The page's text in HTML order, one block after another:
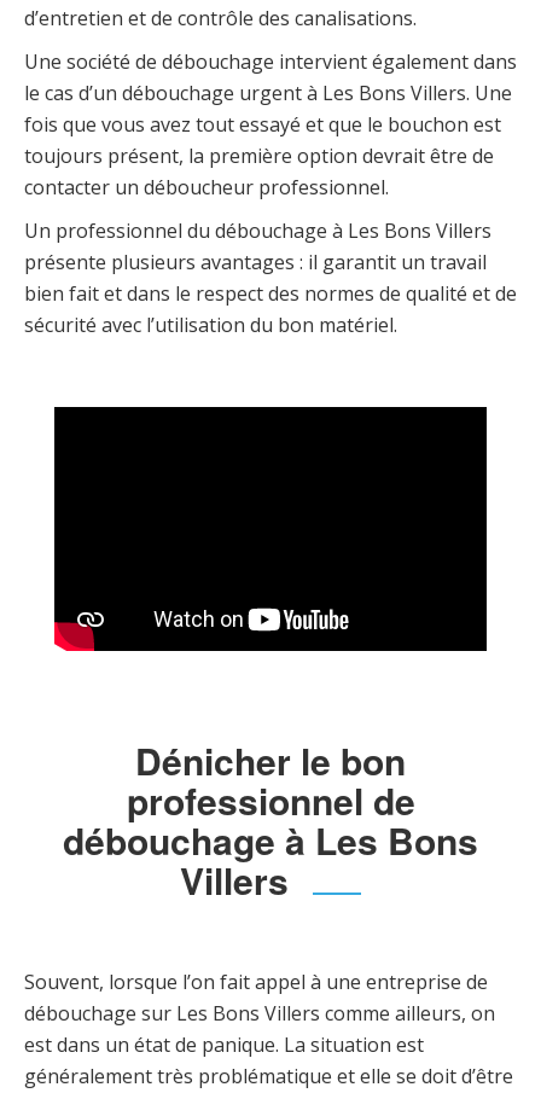
d’entretien et de contrôle des canalisations.
Une société de débouchage intervient également dans
le cas d’un débouchage urgent à Les Bons Villers. Une
fois que vous avez tout essayé et que le bouchon est
toujours présent, la première option devrait être de
contacter un déboucheur professionnel.
Un professionnel du débouchage à Les Bons Villers
présente plusieurs avantages : il garantit un travail
bien fait et dans le respect des normes de qualité et de
sécurité avec l’utilisation du bon matériel.
Dénicher le bon
professionnel de
débouchage à Les Bons
Villers
Souvent, lorsque l’on fait appel à une entreprise de
débouchage sur Les Bons Villers comme ailleurs, on
est dans un état de panique. La situation est
généralement très problématique et elle se doit d’être